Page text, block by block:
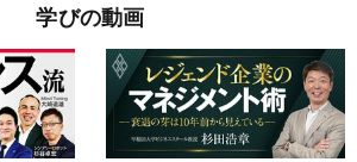
学びの動画